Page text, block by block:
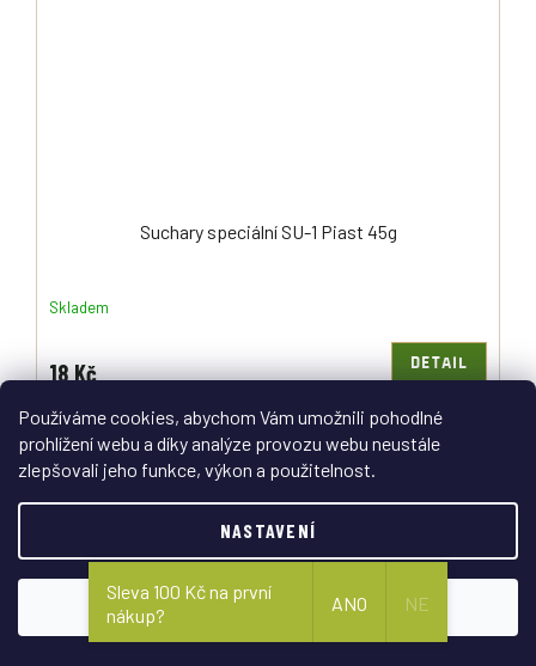
Používáme cookies, abychom Vám umožnili pohodlné
prohlížení webu a díky analýze provozu webu neustále
zlepšovali jeho funkce, výkon a použitelnost.
NASTAVENÍ
SOUHLASÍM
Suchary speciální SU-1 Piast 45g
Skladem
18 Kč DETAIL
Lehký, křupavý a mimořádně výživný! Speciální suchar SU-1 je
vynikající svačinka na výlety, do hor, do školy nebo do práce. Díky své
trvanlivosti a nutriční hodnotě se osvědčí...
Sleva 100 Kč na první
nákup?
ANO NE